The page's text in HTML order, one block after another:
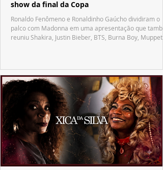
show da final da Copa
Ronaldo Fenômeno e Ronaldinho Gaúcho dividiram o
palco com Madonna em uma apresentação que
reuniu Shakira, Justin Bieber, BTS, Burna Boy, Muppets,